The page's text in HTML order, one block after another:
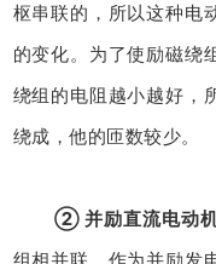
枢串联的，所以这种电
的变化。为了使励磁绕
绕组的电阻越小越好，
绕成，他的匝数较少。
② 并励直流电动